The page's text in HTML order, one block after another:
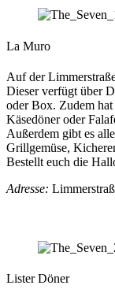
La Muro
Auf der
Dieser verfügt über
oder Box. Zudem
Käsedöner oder
Außerdem gibt es
Grillgemüse,
Bestellt euch die
Adresse:
Lister Döner